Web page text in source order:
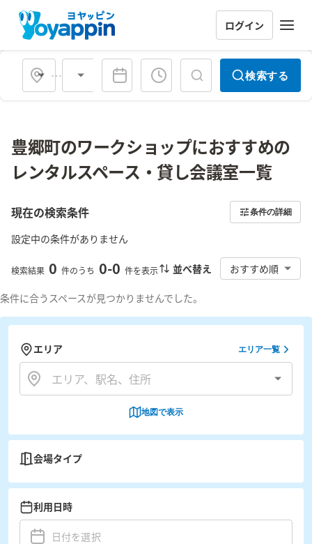
ログイン
会場タイプ 検索する
豊郷町のワークショップにおすすめの
レンタルスペース・貸し会議室一覧
現在の検索条件 条件の詳細
設定中の条件がありません
検索結果 0 件のうち 0-0 件を表示 並べ替え おすすめ順
条件に合うスペースが見つかりませんでした。
エリア エリア一覧
地図で表示
会場タイプ
利用日時